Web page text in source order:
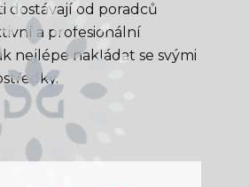
dostávají od poradců
a profesionální
nejlépe nakládat se svými